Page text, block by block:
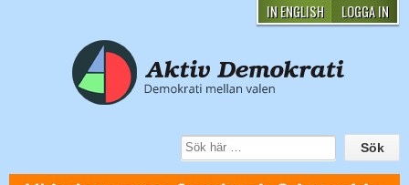
IN ENGLISH LOGGA IN